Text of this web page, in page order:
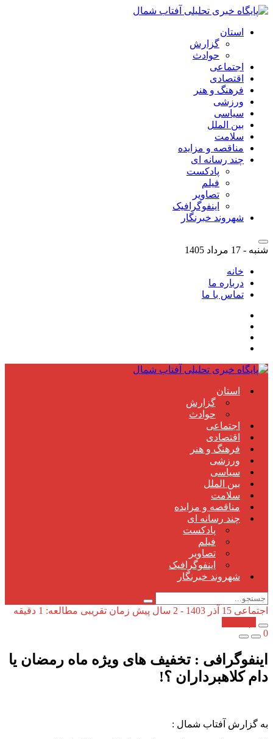
استان
گزارش
حوادث
اجتماعی
اقتصادی
فرهنگ و هنر
ورزشی
سیاسی
بین الملل
سلامت
مناقصه و مزایده
چند رسانه ای
پادکست
فیلم
تصاویر
اینفوگرافیک
شهروند خبرنگار
شنبه - 17 مرداد 1405
خانه
درباره ما
تماس با ما
استان
گزارش
حوادث
اجتماعی
اقتصادی
فرهنگ و هنر
ورزشی
سیاسی
بین الملل
سلامت
مناقصه و مزایده
چند رسانه ای
پادکست
فیلم
تصاویر
اینفوگرافیک
شهروند خبرنگار
اجتماعی 15 آذر 1403 - 2 سال پیش
زمان تقریبی مطالعه: 1 دقیقه
0
اینفوگرافی : تخفیف های ویژه ماه رمضان یا
دام کلاهبرداران ؟!
به گزارش آفتاب شمال :